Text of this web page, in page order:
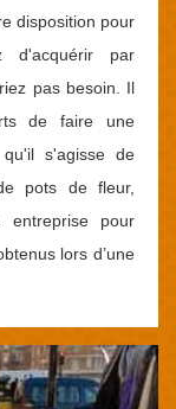
disposition pour
d'acquérir par
pas besoin. Il
de faire une
s'agisse de
pots de fleur,
entreprise pour
lors d’une